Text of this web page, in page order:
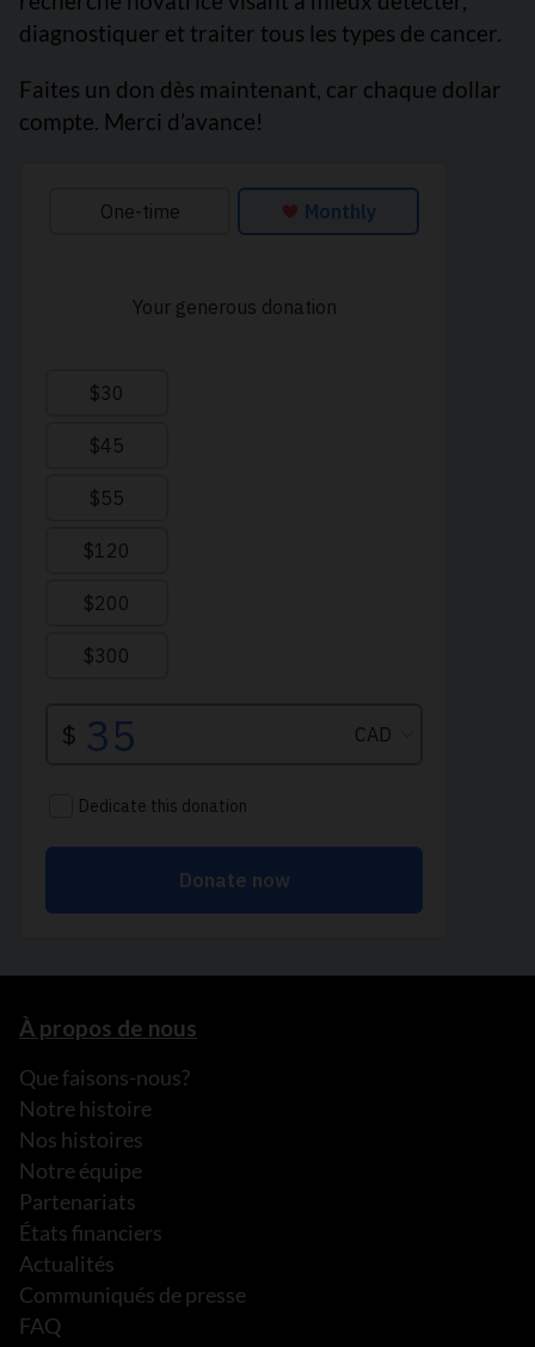
diagnostiquer et traiter tous les types de cancer.
Faites un don dès maintenant, car chaque dollar
compte. Merci d’avance!
À propos de nous
Que faisons-nous?
Notre histoire
Nos histoires
Notre équipe
Partenariats
États financiers
Actualités
Communiqués de presse
FAQ